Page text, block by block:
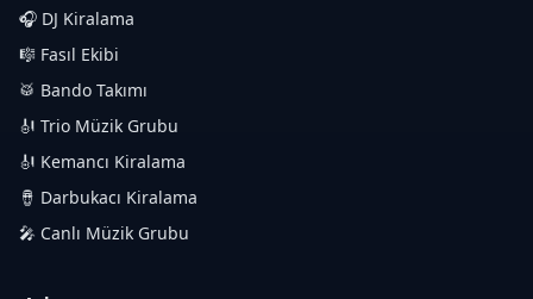
🎧 DJ Kiralama
🎼 Fasıl Ekibi
🥁 Bando Takımı
🎻 Trio Müzik Grubu
🎻 Kemancı Kiralama
🪘 Darbukacı Kiralama
🎤 Canlı Müzik Grubu